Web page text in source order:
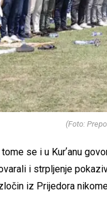
(Foto:
se i u Kurʼanu
i strpljenje
iz Prijedora